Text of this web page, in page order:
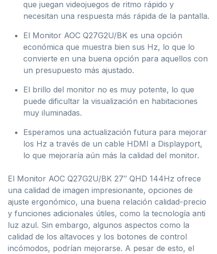
que juegan videojuegos de ritmo rápido y
necesitan una respuesta más rápida de la pantalla.
El Monitor AOC Q27G2U/BK es una opción
económica que muestra bien sus Hz, lo que lo
convierte en una buena opción para aquellos con
un presupuesto más ajustado.
El brillo del monitor no es muy potente, lo que
puede dificultar la visualización en habitaciones
muy iluminadas.
Esperamos una actualización futura para mejorar
los Hz a través de un cable HDMI a Displayport,
lo que mejoraría aún más la calidad del monitor.
El Monitor AOC Q27G2U/BK 27″ QHD 144Hz ofrece
una calidad de imagen impresionante, opciones de
ajuste ergonómico, una buena relación calidad-precio
y funciones adicionales útiles, como la tecnología anti
luz azul. Sin embargo, algunos aspectos como la
calidad de los altavoces y los botones de control
incómodos, podrían mejorarse. A pesar de esto, el